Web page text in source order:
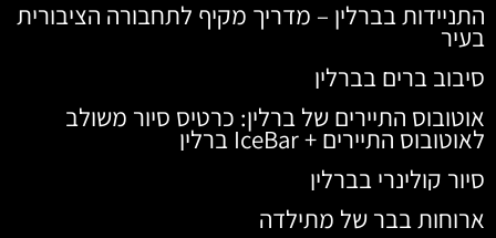
התניידות בברלין – מדריך מקיף לתחבורה הציבורית
בעיר
סיבוב ברים בברלין
אוטובוס התיירים של ברלין: כרטיס סיור משולב
לאוטובוס התיירים + IceBar ברלין
סיור קולינרי בברלין
ארוחות בבר של מתילדה